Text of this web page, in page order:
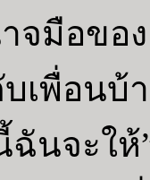
จมือขอ
เพื่อนบ้
นจะให้